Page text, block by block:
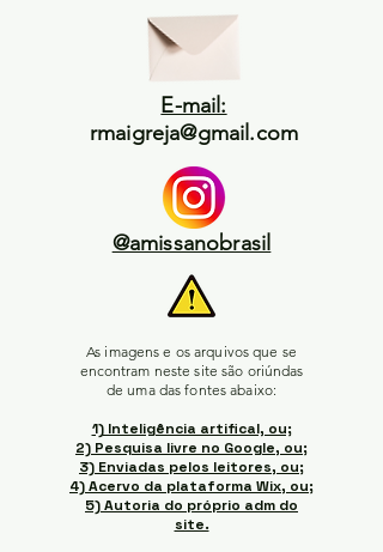
E-mail:
rmaigreja@gmail.com
@amissanobrasil
As imagens e os arquivos que se
encontram neste site são oriúndas
de uma das fontes abaixo:
1) Inteligência artifical, ou;
2) Pesquisa livre no Google, ou;
3) Enviadas pelos leitores, ou;
4) Acervo da plataforma Wix, ou;
5) Autoria do próprio adm do
site.